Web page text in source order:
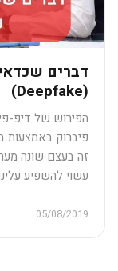
דברים
(Deepfake)
זה בעצם שונה
עשוי להשפיע
05/08/2019